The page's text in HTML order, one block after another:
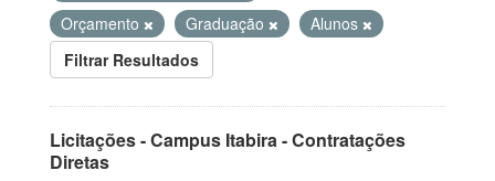
Orçamento
Graduação
Alunos
Filtrar Resultados
Licitações - Campus Itabira - Contratações
Diretas